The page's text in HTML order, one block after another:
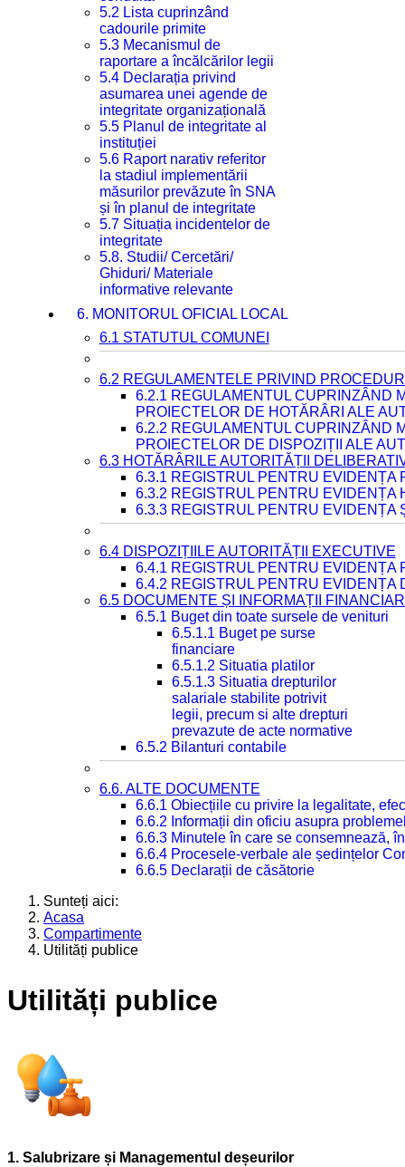
5.2 Lista cuprinzând
cadourile primite
5.3 Mecanismul de
raportare a încălcărilor legii
5.4 Declarația privind
asumarea unei agende de
integritate organizațională
5.5 Planul de integritate al
instituției
5.6 Raport narativ referitor
la stadiul implementării
măsurilor prevăzute în SNA
și în planul de integritate
5.7 Situația incidentelor de
integritate
5.8. Studii/ Cercetări/
Ghiduri/ Materiale
informative relevante
6. MONITORUL OFICIAL LOCAL
6.1 STATUTUL COMUNEI
6.2 REGULAMENTELE PRIVIND
6.2.1 REGULAMENTUL CUPRINZÂND
PROIECTELOR DE HOTĂRÂRI ALE
6.2.2 REGULAMENTUL CUPRINZÂND
PROIECTELOR DE DISPOZIȚII ALE
6.3 HOTĂRÂRILE AUTORITĂȚII
6.3.1 REGISTRUL PENTRU EVIDENȚA
6.3.2 REGISTRUL PENTRU EVIDENȚA
6.3.3 REGISTRUL PENTRU EVIDENȚA
6.4 DISPOZIȚIILE AUTORITĂȚII EXECUTIVE
6.4.1 REGISTRUL PENTRU EVIDENȚA
6.4.2 REGISTRUL PENTRU EVIDENȚA
6.5 DOCUMENTE ȘI INFORMAȚII
6.5.1 Buget din toate sursele de venituri
6.5.1.1 Buget pe surse
financiare
6.5.1.2 Situatia platilor
6.5.1.3 Situatia drepturilor
salariale stabilite potrivit
legii, precum si alte drepturi
prevazute de acte normative
6.5.2 Bilanturi contabile
6.6. ALTE DOCUMENTE
6.6.1 Obiecțiile cu privire la legalitate,
6.6.2 Informații din oficiu asupra
6.6.3 Minutele în care se consemnează,
6.6.4 Procesele-verbale ale ședințelor
6.6.5 Declarații de căsătorie
Sunteți aici:
Acasa
Compartimente
Utilități publice
Utilități publice
1. Salubrizare și Managementul deșeurilor